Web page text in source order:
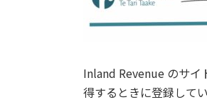
Inland Revenue のサイ
得するときに登録して